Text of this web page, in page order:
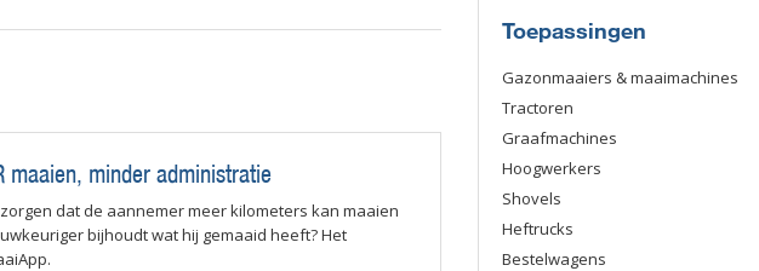
maaien, minder administratie
dat de aannemer meer kilometers kan maaien
bijhoudt wat hij gemaaid heeft? Het
Toepassingen
Gazonmaaiers & maaimachines
Tractoren
Graafmachines
Hoogwerkers
Shovels
Heftrucks
Bestelwagens